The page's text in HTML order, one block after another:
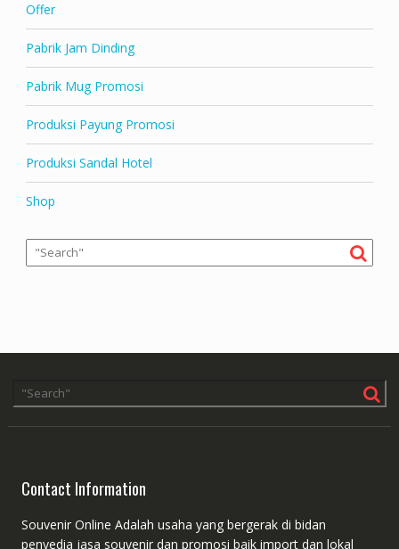
Offer
Pabrik Jam Dinding
Pabrik Mug Promosi
Produksi Payung Promosi
Produksi Sandal Hotel
Shop
Contact Information
Souvenir Online Adalah usaha yang bergerak di bidan
penyedia jasa souvenir dan promosi baik import dan lokal